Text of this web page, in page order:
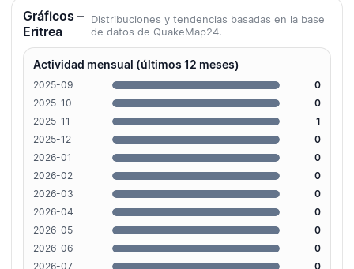
Gráficos –
Eritrea
Distribuciones y tendencias basadas en la base
de datos de QuakeMap24.
Actividad mensual (últimos 12 meses)
2025-09
0
2025-10
0
2025-11
1
2025-12
0
2026-01
0
2026-02
0
2026-03
0
2026-04
0
2026-05
0
2026-06
0
2026-07
0